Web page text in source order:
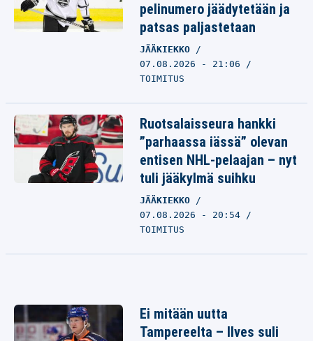
pelinumero jäädytetään ja
patsas paljastetaan
JÄÄKIEKKO
07.08.2026 - 21:06
TOIMITUS
Ruotsalaisseura hankki
”parhaassa iässä” olevan
entisen NHL-pelaajan – nyt
tuli jääkylmä suihku
JÄÄKIEKKO
07.08.2026 - 20:54
TOIMITUS
Ei mitään uutta
Tampereelta – Ilves suli